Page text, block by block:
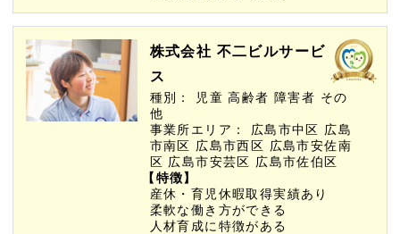
株式会社 不二ビルサービ
ス
種別： 児童高齢者 障害者 その
他
事業所エリア：
広島市中区 広島
市南区 広島市西区 広島市安佐南
区 広島市安芸区 広島市佐伯区
【特徴】
産休・育児休暇取得実績あり
柔軟な働き方ができる
人材育成に特徴がある